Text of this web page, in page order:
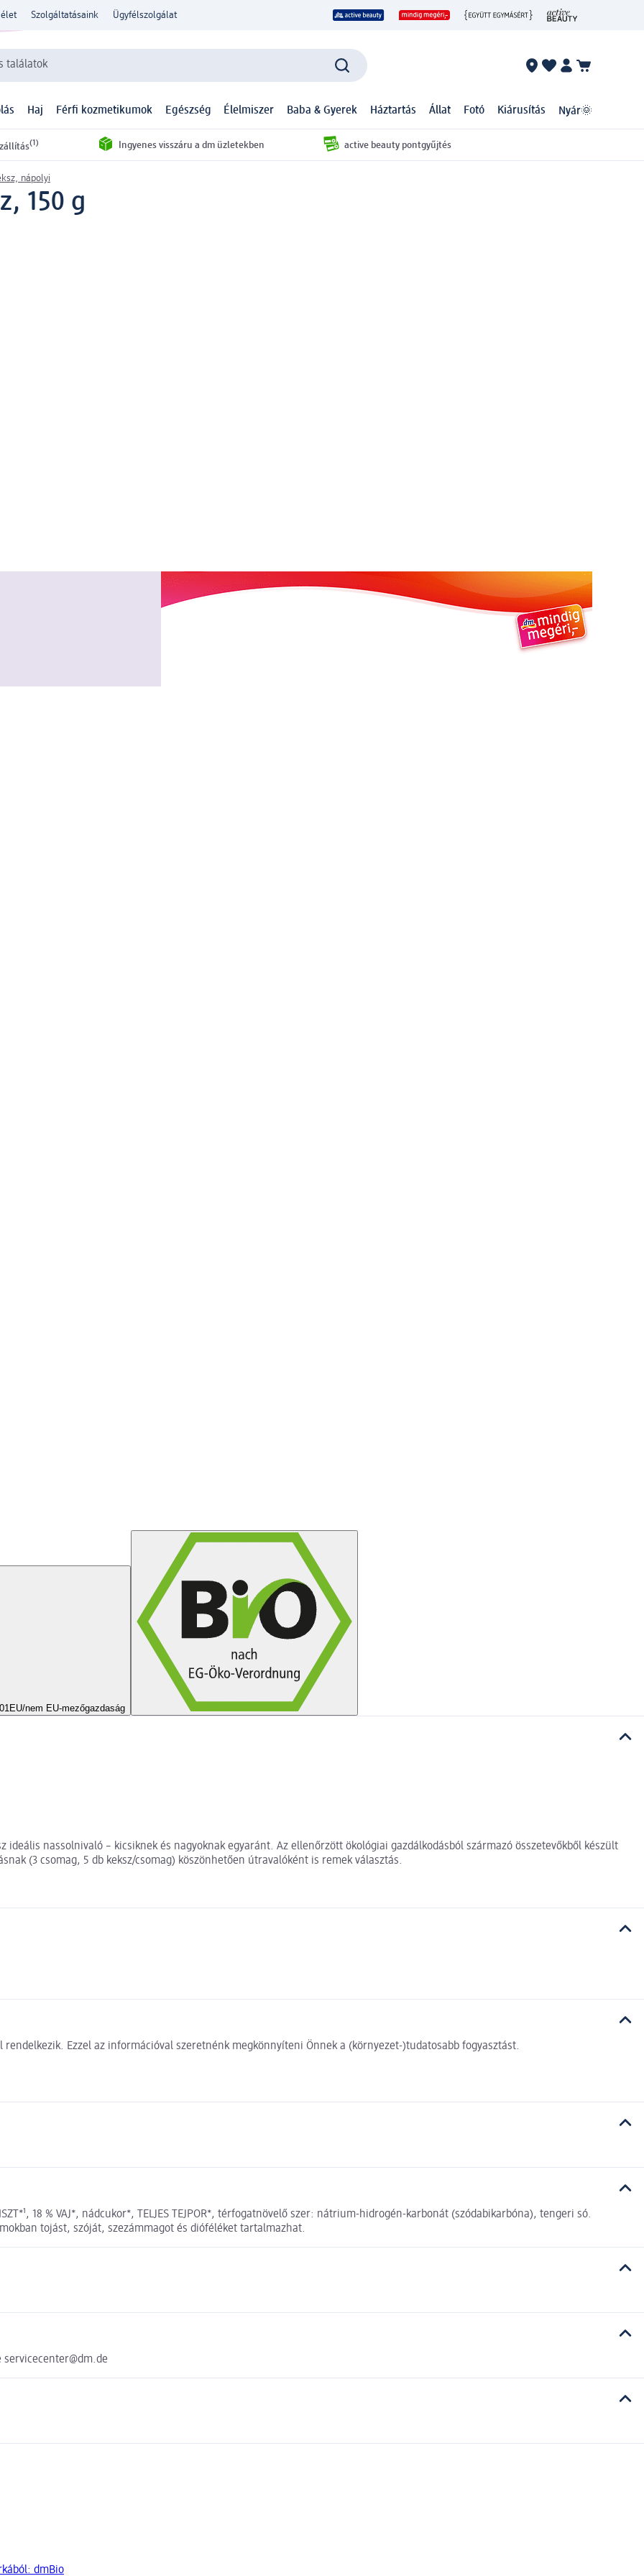
élet Szolgáltatásaink Ügyfélszolgálat
találatok
Haj Férfi kozmetikumok Egészség Élelmiszer Baba & Gyerek Háztartás Állat Fotó Kiárusítás Nyár🌞
(1) Ingyenes visszáru a dm üzletekben active beauty pontgyűjtés
nápolyi
150 g
EU/nem EU-mezőgazdaság
ideális nassolnivaló – kicsiknek és nagyoknak egyaránt. Az ellenőrzött ökológiai gazdálkodásból származó összetevőkből készült
(3 csomag, 5 db keksz/csomag) köszönhetően útravalóként is remek választás.
Ezzel az információval szeretnénk megkönnyíteni Önnek a (környezet-)tudatosabb fogyasztást.
18 % VAJ*, nádcukor*, TELJES TEJPOR*, térfogatnövelő szer: nátrium-hidrogén-karbonát (szódabikarbóna), tengeri só.
tojást, szóját, szezámmagot és dióféléket tartalmazhat.
dmBio